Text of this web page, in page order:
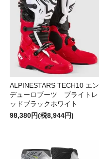
ALPINESTARS TECH10 エン
デューロブーツ ブライトレ
ッドブラックホワイト
98,380円(税8,944円)